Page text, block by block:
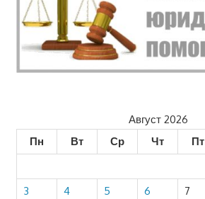
Август 2026
Пн
Вт Ср Чт Пт
3
4 5 6 7